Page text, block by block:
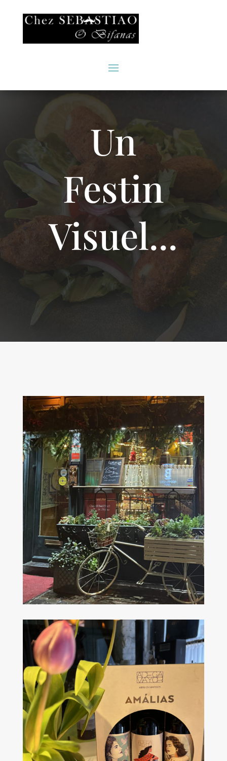
Un
Festin
Visuel...